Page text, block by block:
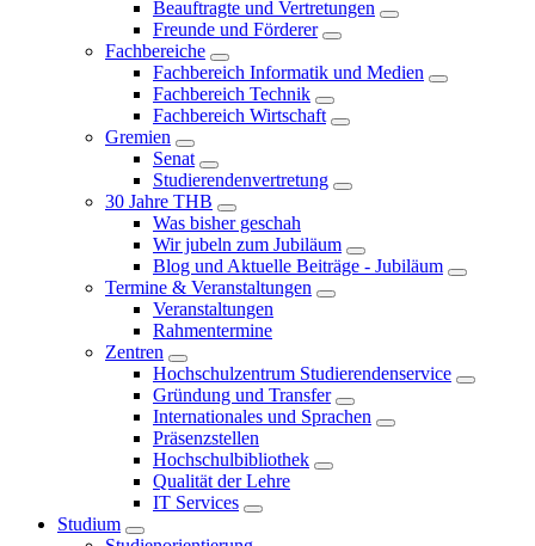
Beauftragte und Vertretungen
Freunde und Förderer
Fachbereiche
Fachbereich Informatik und Medien
Fachbereich Technik
Fachbereich Wirtschaft
Gremien
Senat
Studierendenvertretung
30 Jahre THB
Was bisher geschah
Wir jubeln zum Jubiläum
Blog und Aktuelle Beiträge - Jubiläum
Termine & Veranstaltungen
Veranstaltungen
Rahmentermine
Zentren
Hochschulzentrum Studierendenservice
Gründung und Transfer
Internationales und Sprachen
Präsenzstellen
Hochschulbibliothek
Qualität der Lehre
IT Services
Studium